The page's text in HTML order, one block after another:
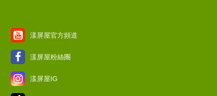
漾屏屋官方頻道
漾屏屋粉絲團
漾屏屋IG